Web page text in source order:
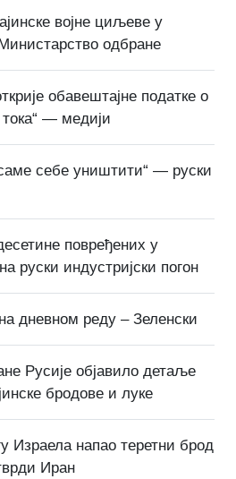
војне циљеве у
одбране
обавештајне податке о
— медији
себе уништити“ — руски
повређених у
руски индустријски погон
дневном реду – Зеленски
Русије објавило детаље
бродове и луке
Израела напао теретни брод
Иран